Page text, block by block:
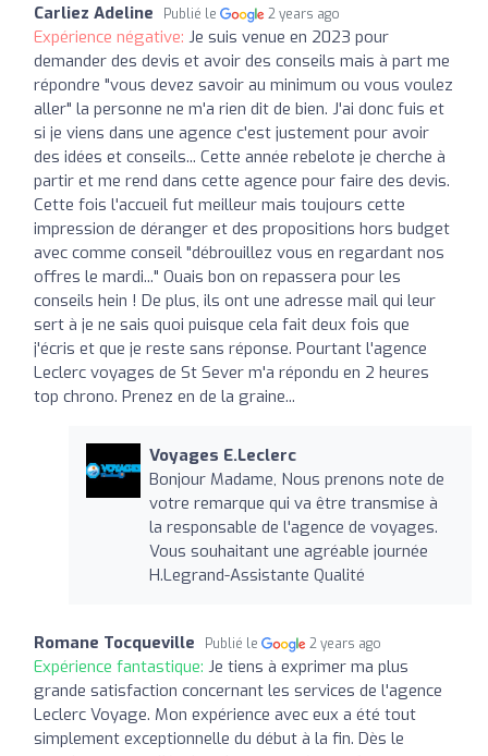
Carliez Adeline Publié le 2 years ago
Expérience négative: Je suis venue en 2023 pour
demander des devis et avoir des conseils mais à part me
répondre "vous devez savoir au minimum ou vous voulez
aller" la personne ne m'a rien dit de bien. J'ai donc fuis et
si je viens dans une agence c'est justement pour avoir
des idées et conseils... Cette année rebelote je cherche à
partir et me rend dans cette agence pour faire des devis.
Cette fois l'accueil fut meilleur mais toujours cette
impression de déranger et des propositions hors budget
avec comme conseil "débrouillez vous en regardant nos
offres le mardi..." Ouais bon on repassera pour les
conseils hein ! De plus, ils ont une adresse mail qui leur
sert à je ne sais quoi puisque cela fait deux fois que
j'écris et que je reste sans réponse. Pourtant l'agence
Leclerc voyages de St Sever m'a répondu en 2 heures
top chrono. Prenez en de la graine...
Voyages E.Leclerc
Bonjour Madame, Nous prenons note de
votre remarque qui va être transmise à
la responsable de l'agence de voyages.
Vous souhaitant une agréable journée
H.Legrand-Assistante Qualité
Romane Tocqueville Publié le 2 years ago
Expérience fantastique: Je tiens à exprimer ma plus
grande satisfaction concernant les services de l'agence
Leclerc Voyage. Mon expérience avec eux a été tout
simplement exceptionnelle du début à la fin. Dès le